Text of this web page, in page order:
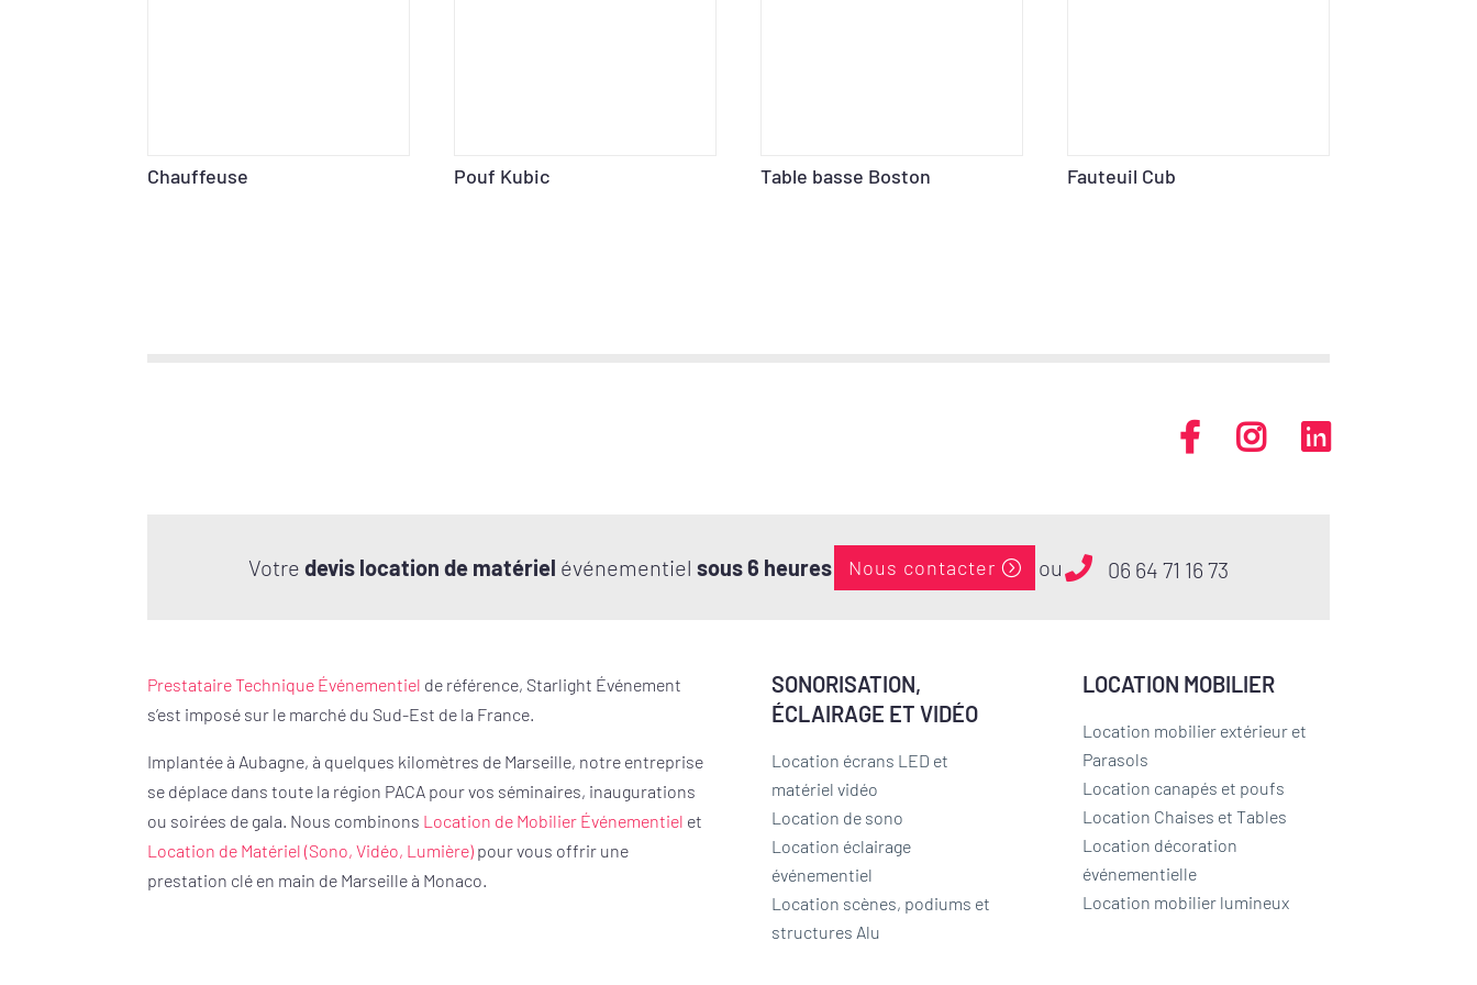
Chauffeuse Pouf Kubic Table basse Boston Fauteuil Cub
Votre devis location de matériel événementiel sous 6 heures Nous contacter ou 06 64 71 16 73
Prestataire Technique Événementiel de référence, Starlight Événement
s’est imposé sur le marché du Sud-Est de la France.
Implantée à Aubagne, à quelques kilomètres de Marseille, notre entreprise
se déplace dans toute la région PACA pour vos séminaires, inaugurations
ou soirées de gala. Nous combinons Location de Mobilier Événementiel et
Location de Matériel (Sono, Vidéo, Lumière) pour vous offrir une
prestation clé en main de Marseille à Monaco.
SONORISATION,
ÉCLAIRAGE ET VIDÉO
Location écrans LED et
matériel vidéo
Location de sono
Location éclairage
événementiel
Location scènes, podiums et
structures Alu
LOCATION MOBILIER
Location mobilier extérieur et
Parasols
Location canapés et poufs
Location Chaises et Tables
Location décoration
événementielle
Location mobilier lumineux